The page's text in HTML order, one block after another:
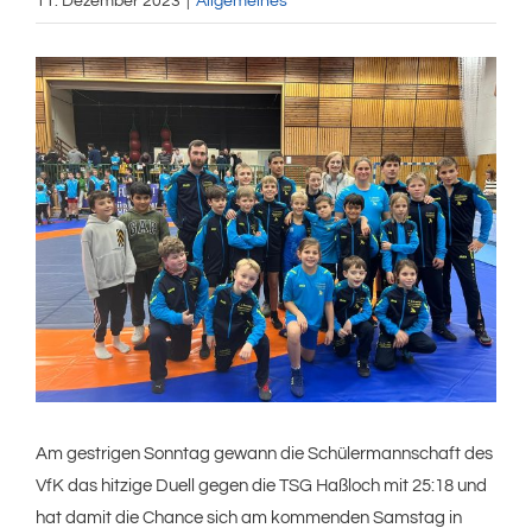
Zeige
grösseres
Bild
Am gestrigen Sonntag gewann die Schülermannschaft des
VfK das hitzige Duell gegen die TSG Haßloch mit 25:18 und
hat damit die Chance sich am kommenden Samstag in